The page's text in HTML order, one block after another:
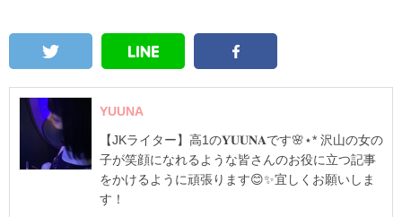
YUUNA
【JKライター】高1の𝐘𝐔𝐔𝐍𝐀です🌸⋆* 沢山の女の
子が笑顔になれるような皆さんのお役に立つ記事
をかけるように頑張ります😊✨宜しくお願いしま
す！